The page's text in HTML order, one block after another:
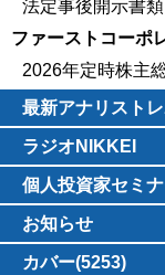
法定事後開示書
ファーストコーポ
2026年定時株主
最新アナリスト
ラジオNIKKEI
個人投資家セミ
お知らせ
カバー(5253)